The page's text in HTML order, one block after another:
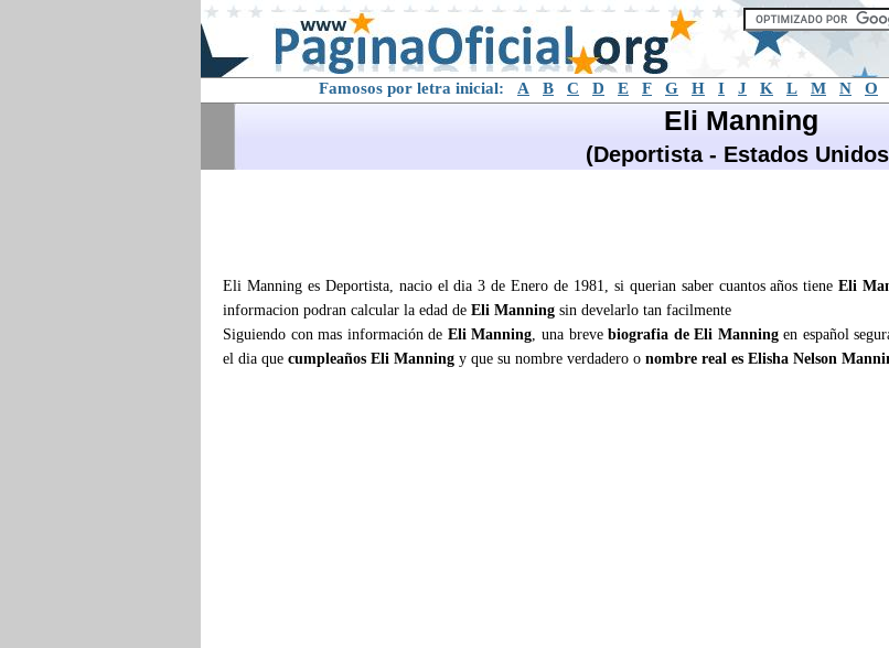
Famosos por letra inicial: A B C D E F G H I J K L M N O
Eli Manning
(Deportista - Estados
Eli Manning es Deportista, nacio el dia 3 de Enero de 1981, si querian saber cuantos años tieneEli
informacion podran calcular la edad de Eli Manning sin develarlo tan facilmente
Siguiendo con mas información de Eli Manning, una brevebiografia de Eli Manningen español
el dia que cumpleaños Eli Manning y que su nombre verdadero o nombre real es Elisha Nelson